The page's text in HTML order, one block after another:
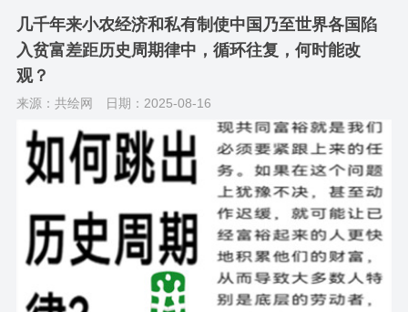
几千年来小农经济和私有制使中国乃至世界各国陷
入贫富差距历史周期律中，循环往复，何时能改
观？
来源：共绘网 日期：2025-08-16